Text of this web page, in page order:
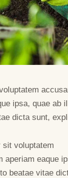
ipsa, quae ab
dicta sunt,
sit voluptatem
aperiam eaque
beatae vitae